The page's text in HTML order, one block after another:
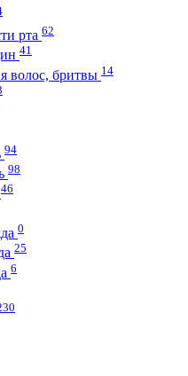
рта 62
41
волос, бритвы 14
94
98
46
0
25
6